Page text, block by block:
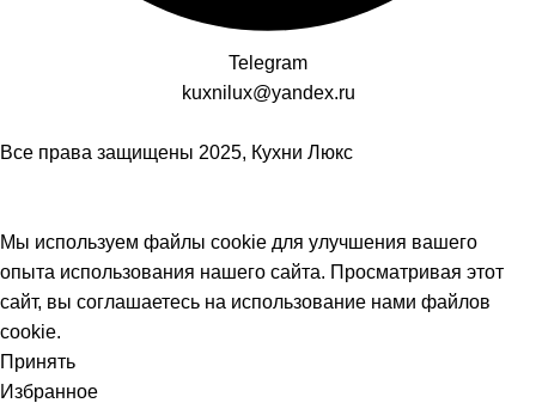
Telegram
kuxnilux@yandex.ru
Все права защищены 2025, Кухни Люкс
Мы используем файлы cookie для улучшения вашего
опыта использования нашего сайта. Просматривая этот
сайт, вы соглашаетесь на использование нами файлов
cookie.
Принять
Избранное